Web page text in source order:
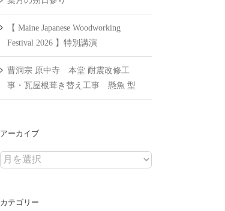
【 Maine Japanese Woodworking
Festival 2026 】特別講演
曹洞宗 原中寺 本堂 耐震改修工
事・瓦屋根葺き替え工事 懸魚 型
アーカイブ
ア
イ
カテゴリー